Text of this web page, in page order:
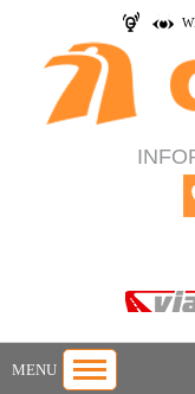
MENU